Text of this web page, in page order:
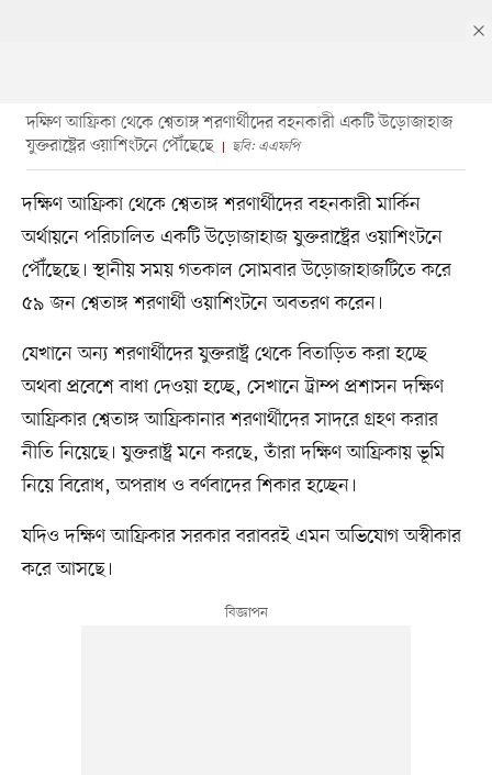
দক্ষিণ আফ্রিকা থেকে শ্বেতাঙ্গ শরণার্থীদের বহনকারী একটি উড়োজাহাজ
যুক্তরাষ্ট্রের ওয়াশিংটনে পৌঁছেছে
ছবি: এএফপি
দক্ষিণ আফ্রিকা থেকে শ্বেতাঙ্গ শরণার্থীদের বহনকারী মার্কিন
অর্থায়নে পরিচালিত একটি উড়োজাহাজ যুক্তরাষ্ট্রের ওয়াশিংটনে
পৌঁছেছে। স্থানীয় সময় গতকাল সোমবার উড়োজাহাজটিতে করে
৫৯ জন শ্বেতাঙ্গ শরণার্থী ওয়াশিংটনে অবতরণ করেন।
যেখানে অন্য শরণার্থীদের যুক্তরাষ্ট্র থেকে বিতাড়িত করা হচ্ছে
অথবা প্রবেশে বাধা দেওয়া হচ্ছে, সেখানে ট্রাম্প প্রশাসন দক্ষিণ
আফ্রিকার শ্বেতাঙ্গ আফ্রিকানার শরণার্থীদের সাদরে গ্রহণ করার
নীতি নিয়েছে। যুক্তরাষ্ট্র মনে করছে, তাঁরা দক্ষিণ আফ্রিকায় ভূমি
নিয়ে বিরোধ, অপরাধ ও বর্ণবাদের শিকার হচ্ছেন।
যদিও দক্ষিণ আফ্রিকার সরকার বরাবরই এমন অভিযোগ অস্বীকার
করে আসছে।